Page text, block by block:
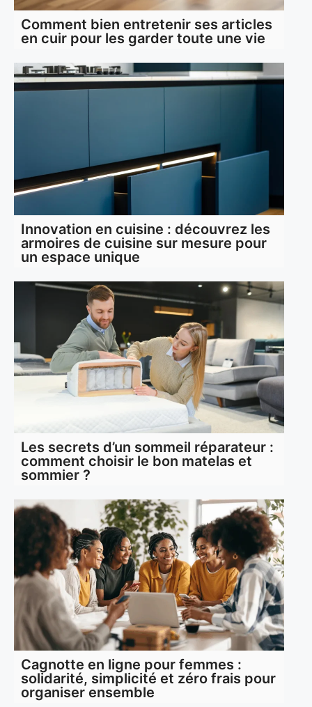
Comment bien entretenir ses articles
en cuir pour les garder toute une vie
Innovation en cuisine : découvrez les
armoires de cuisine sur mesure pour
un espace unique
Les secrets d’un sommeil réparateur :
comment choisir le bon matelas et
sommier ?
Cagnotte en ligne pour femmes :
solidarité, simplicité et zéro frais pour
organiser ensemble